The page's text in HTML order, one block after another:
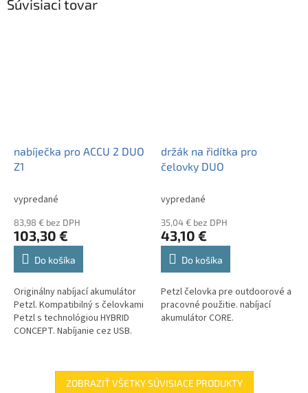
Súvisiaci tovar
nabíječka pro ACCU 2 DUO
Z1
vypredané
83,98 € bez DPH
103,30 €
Do košíka
Originálny nabíjací akumulátor
Petzl. Kompatibilný s čelovkami
Petzl s technológiou HYBRID
CONCEPT. Nabíjanie cez USB.
držák na řidítka pro
čelovky DUO
vypredané
35,04 € bez DPH
43,10 €
Do košíka
Petzl čelovka pre outdoorové a
pracovné použitie. nabíjací
akumulátor CORE.
ZOBRAZIŤ VŠETKY SÚVISIACE PRODUKTY